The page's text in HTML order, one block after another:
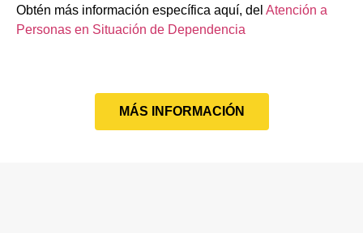
Obtén más información específica aquí, del Atención a
Personas en Situación de Dependencia
MÁS INFORMACIÓN